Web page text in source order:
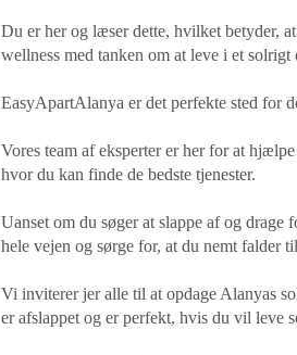
Du er her og læser dette, hvilket betyder,
wellness med tanken om at leve i et
EasyApartAlanya er det perfekte sted for
Vores team af eksperter er her for at
hvor du kan finde de bedste tjenester.
Uanset om du søger at slappe af og
hele vejen og sørge for, at du nemt falder
Vi inviterer jer alle til at opdage Alanyas
er afslappet og er perfekt, hvis du vil leve